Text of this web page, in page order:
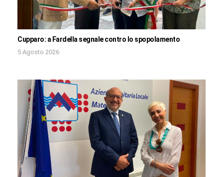
Cupparo: a Fardella segnale contro lo spopolamento
5 Agosto 2026